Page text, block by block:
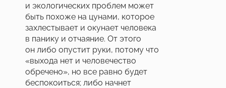
и экологических проблем может
быть похоже на цунами, которое
захлестывает и окунает человека
в панику и отчаяние. От этого
он либо опустит руки, потому что
«выхода нет и человечество
обречено», но все равно будет
беспокоиться; либо начнет